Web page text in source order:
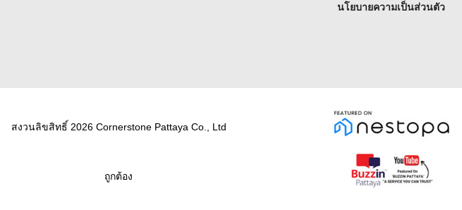
นโยบายความเป็นส่วนตัว
สงวนลิขสิทธิ์ 2026 Cornerstone Pattaya Co., Ltd
ถูกต้อง